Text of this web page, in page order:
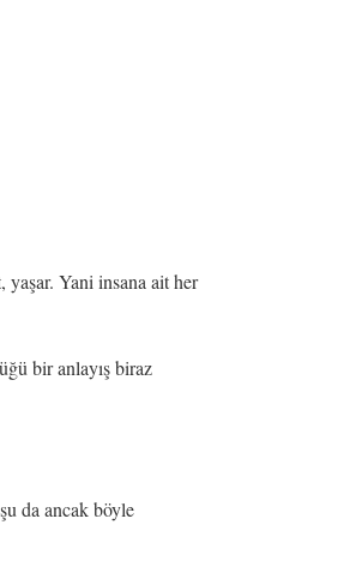
yaşar. Yani insana ait her
bir anlayış biraz
da ancak böyle